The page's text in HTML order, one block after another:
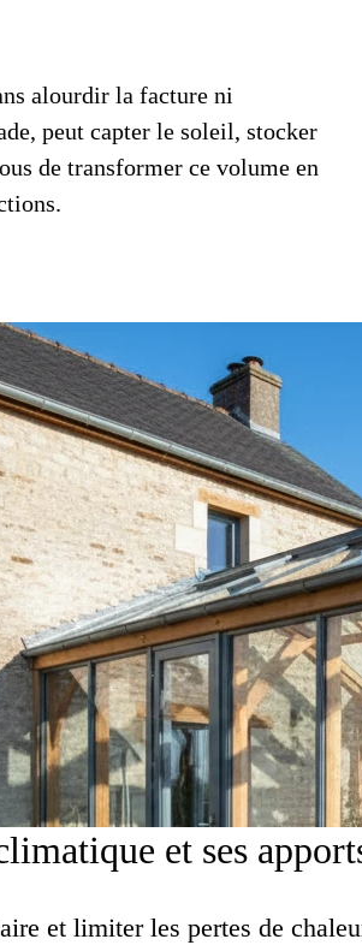
alourdir la facture ni
peut capter le soleil, stocker
de transformer ce volume en
et ses
et limiter les pertes de